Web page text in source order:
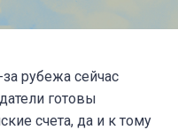
рубежа сейчас
готовы
счета, да и к тому